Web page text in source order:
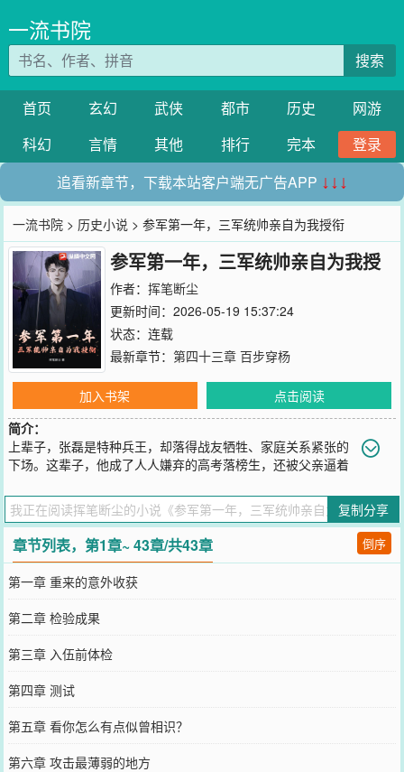
一流书院
搜索
首页 玄幻 武侠 都市 历史
网游
科幻
言情 其他 排行 完本
登录
追看新章节，下载本站客户端无广告APP ↓↓↓
一流书院 > 历史小说 > 参军第一年，三军统帅亲自为我授衔
参军第一年，三军统帅亲自为我授
衔
作者： 挥笔断尘
更新时间：2026-05-19 15:37:24
状态：连载
最新章节： 第四十三章 百步穿杨
加入书架
点击阅读
简介：
上辈子，张磊是特种兵王，却落得战友牺牲、家庭关系紧张的
下场。这辈子，他成了人人嫌弃的高考落榜生，还被父亲逼着
Lv1：风吹雨打不生病。耐力强化Lv1：五公里随便跑。当同龄人还在
新兵连哭爹喊娘时，张磊已经悄悄点满了技能树。当教官惊叹“这是哪
里来的兵王苗子”时，张磊微微一笑——
您要是觉得《 参军第一年，三军统帅亲自为我授衔
》还不错的话请不
要忘记向您QQ群和微博微信里的朋友推荐哦！
复制分享
章节列表，第1章~ 43章/共43章 倒序
第一章 重来的意外收获
第二章 检验成果
第三章 入伍前体检
第四章 测试
第五章 看你怎么有点似曾相识？
第六章 攻击最薄弱的地方